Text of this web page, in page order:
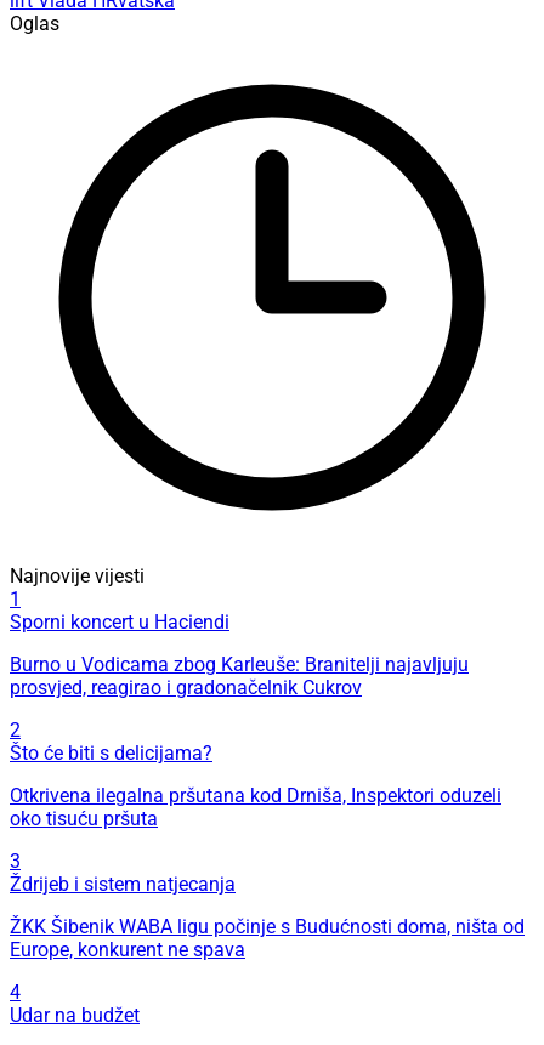
Oglas
Najnovije vijesti
1
Sporni koncert u Haciendi
Burno u Vodicama zbog Karleuše: Branitelji najavljuju
prosvjed, reagirao i gradonačelnik Cukrov
2
Što će biti s delicijama?
Otkrivena ilegalna pršutana kod Drniša, Inspektori oduzeli
oko tisuću pršuta
3
Ždrijeb i sistem natjecanja
ŽKK Šibenik WABA ligu počinje s Budućnosti doma, ništa od
Europe, konkurent ne spava
4
Udar na budžet